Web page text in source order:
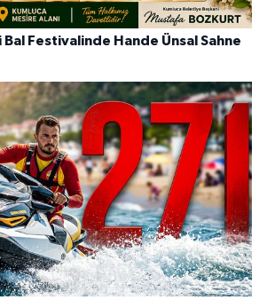
Bal Festivalinde Hande Ünsal Sahne